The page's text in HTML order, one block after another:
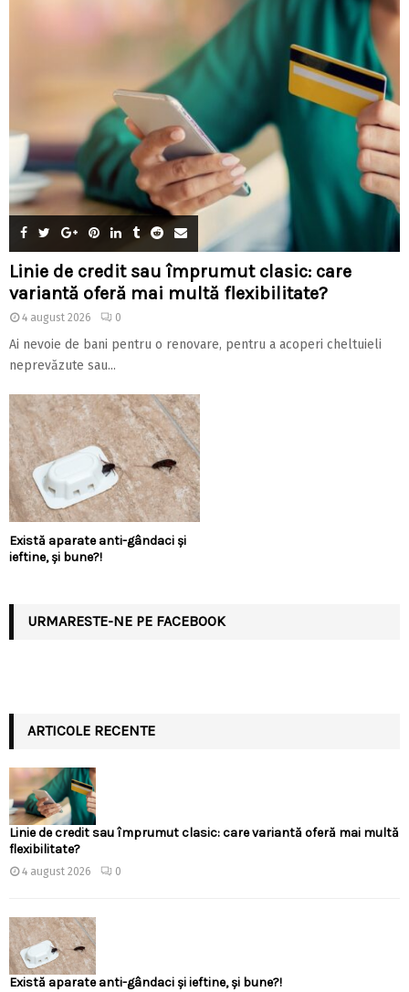
Linie de credit sau împrumut clasic: care
variantă oferă mai multă flexibilitate?
4 august 2026 0
Ai nevoie de bani pentru o renovare, pentru a acoperi cheltuieli
neprevăzute sau...
Există aparate anti-gândaci și
ieftine, și bune?!
URMARESTE-NE PE FACEBOOK
ARTICOLE RECENTE
Linie de credit sau împrumut clasic: care variantă oferă mai multă
flexibilitate?
4 august 2026 0
Există aparate anti-gândaci și ieftine, și bune?!